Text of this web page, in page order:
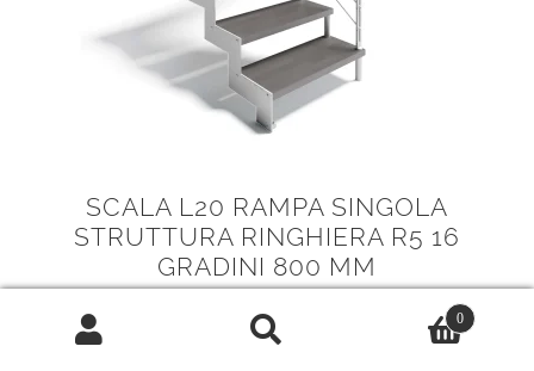
SCALA L20 RAMPA SINGOLA
STRUTTURA RINGHIERA R5 16
GRADINI 800 MM
IN OFFERTA! 0